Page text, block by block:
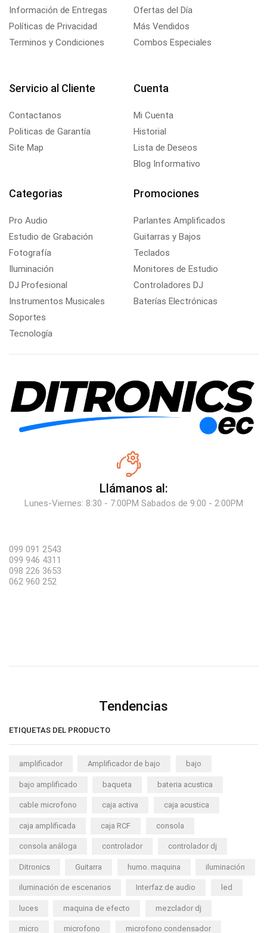
Información de Entregas
Políticas de Privacidad
Terminos y Condiciones
Ofertas del Día
Más Vendidos
Combos Especiales
Servicio al Cliente
Contactanos
Politicas de Garantía
Site Map
Cuenta
Mi Cuenta
Historial
Lista de Deseos
Blog Informativo
Categorias
Pro Audio
Estudio de Grabación
Fotografía
Iluminación
DJ Profesional
Instrumentos Musicales
Soportes
Tecnología
Promociones
Parlantes Amplificados
Guitarras y Bajos
Teclados
Monitores de Estudio
Controladores DJ
Baterías Electrónicas
Llámanos al:
Lunes-Viernes: 8:30 - 7:00PM Sabados de 9:00 - 2:00PM
099 091 2543
099 946 4311
098 226 3653
062 960 252
Tendencias
ETIQUETAS DEL PRODUCTO
amplificador Amplificador de bajo bajo
bajo amplificado baqueta bateria acustica
cable microfono caja activa caja acustica
caja amplificada caja RCF consola
consola análoga controlador controlador dj
Ditronics Guitarra humo. maquina iluminación
iluminación de escenarios Interfaz de audio led
luces maquina de efecto mezclador dj
micro microfono microfono condensador